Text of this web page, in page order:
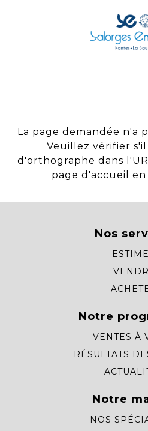
La page demandée n'a
Veuillez vérifier
d'orthographe dans
page d'accueil
Nos
Notre
VENTES À
RÉSULTATS
Notre
NOS